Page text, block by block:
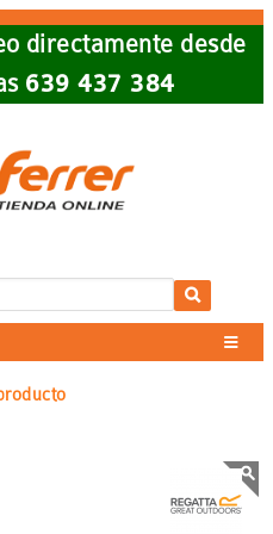
directamente desde
639 437 384